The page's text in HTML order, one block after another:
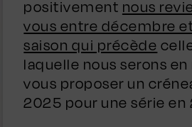
positivement nous
vous entre décembre
saison qui précède
laquelle nous serons
vous proposer un
2025 pour une série en